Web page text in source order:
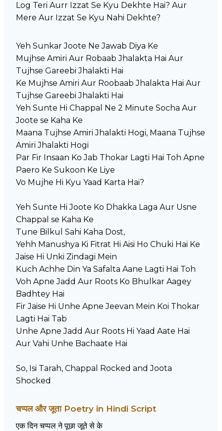
Log Teri Aurr Izzat Se Kyu Dekhte Hai? Aur
Mere Aur Izzat Se Kyu Nahi Dekhte?
Yeh Sunkar Joote Ne Jawab Diya Ke
Mujhse Amiri Aur Robaab Jhalakta Hai Aur
Tujhse Gareebi Jhalakti Hai
Ke Mujhse Amiri Aur Roobaab Jhalakta Hai Aur
Tujhse Gareebi Jhalakti Hai
Yeh Sunte Hi Chappal Ne 2 Minute Socha Aur
Joote se Kaha Ke
Maana Tujhse Amiri Jhalakti Hogi, Maana Tujhse
Amiri Jhalakti Hogi
Par Fir Insaan Ko Jab Thokar Lagti Hai Toh Apne
Paero Ke Sukoon Ke Liye
Vo Mujhe Hi Kyu Yaad Karta Hai?
Yeh Sunte Hi Joote Ko Dhakka Laga Aur Usne
Chappal se Kaha Ke
Tune Bilkul Sahi Kaha Dost,
Yehh Manushya Ki Fitrat Hi Aisi Ho Chuki Hai Ke
Jaise Hi Unki Zindagi Mein
Kuch Achhe Din Ya Safalta Aane Lagti Hai Toh
Voh Apne Jadd Aur Roots Ko Bhulkar Aagey
Badhtey Hai
Fir Jaise Hi Unhe Apne Jeevan Mein Koi Thokar
Lagti Hai Tab
Unhe Apne Jadd Aur Roots Hi Yaad Aate Hai
Aur Vahi Unhe Bachaate Hai
So, Isi Tarah, Chappal Rocked and Joota
Shocked
चप्पल और जूता Poetry in Hindi Script
एक दिन चप्पल ने पूछा जूते से के